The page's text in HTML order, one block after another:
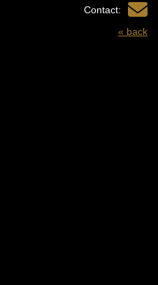
Contact:
« back